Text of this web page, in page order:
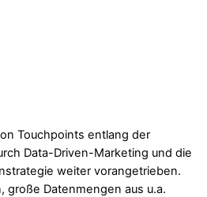
Touchpoints entlang der
Data-Driven-Marketing und die
weiter vorangetrieben.
große Datenmengen aus u.a.